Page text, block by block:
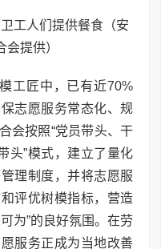
工人们提供餐食（安
提供）
工匠中，已有近70%
志愿服务常态化、规
会按照“党员带头、干
头”模式，建立了量化
理制度，并将志愿服
评优树模指标，营造
为”的良好氛围。在劳
服务正成为当地改善